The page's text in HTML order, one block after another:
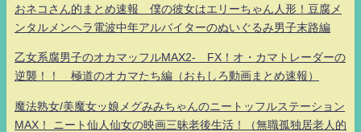
おネコさん的まとめ速報 僕の彼女はエリーちゃん人形！豆腐メ
ンタルメンヘラ電波中年アルバイターのぬいぐるみ男子末路編
乙女系腐男子のオカマッフルMAX2- FX！オ・カマトレーダーの
逆襲！！ 極道のオカマたち編（おもしろ動画まとめ速報）
魔法熟女/美魔女ッ娘メグみみちゃんのニートッフルステーション
MAX！ ニート仙人仙女の映画三昧老後生活！（無職孤独居老人的